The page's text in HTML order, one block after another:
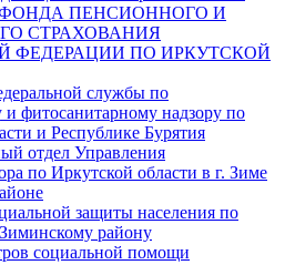
ПЕНСИОННОГО И
СТРАХОВАНИЯ
ФЕДЕРАЦИИ ПО ИРКУТСКОЙ
службы по
и фитосанитарному надзору по
и Республике Бурятия
отдел Управления
по Иркутской области в г. Зиме
защиты населения по
району
социальной помощи